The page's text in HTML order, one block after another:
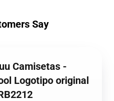
Say
Camisetas -
Logotipo original